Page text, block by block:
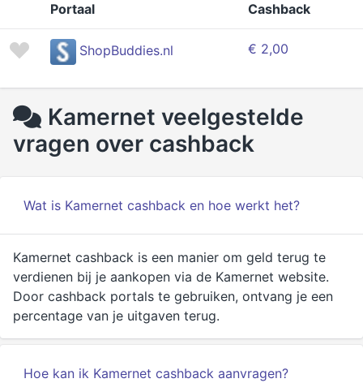
Portaal Cashback
ShopBuddies.nl € 2,00
Kamernet veelgestelde
vragen over cashback
Wat is Kamernet cashback en hoe werkt het?
Kamernet cashback is een manier om geld terug te
verdienen bij je aankopen via de Kamernet website.
Door cashback portals te gebruiken, ontvang je een
percentage van je uitgaven terug.
Hoe kan ik Kamernet cashback aanvragen?